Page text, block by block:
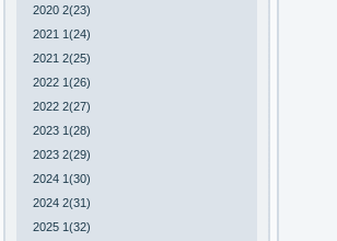
2020 2(23)
2021 1(24)
2021 2(25)
2022 1(26)
2022 2(27)
2023 1(28)
2023 2(29)
2024 1(30)
2024 2(31)
2025 1(32)